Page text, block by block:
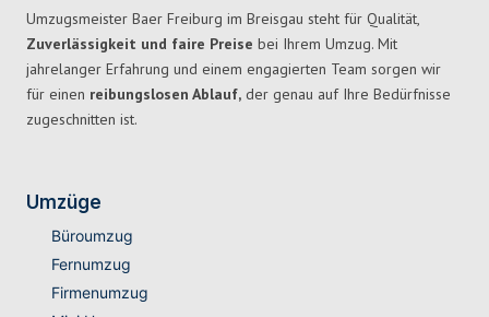
Umzugsmeister Baer Freiburg im Breisgau steht für Qualität,
Zuverlässigkeit und faire Preise bei Ihrem Umzug. Mit
jahrelanger Erfahrung und einem engagierten Team sorgen wir
für einen reibungslosen Ablauf, der genau auf Ihre Bedürfnisse
zugeschnitten ist.
Umzüge
Büroumzug
Fernumzug
Firmenumzug